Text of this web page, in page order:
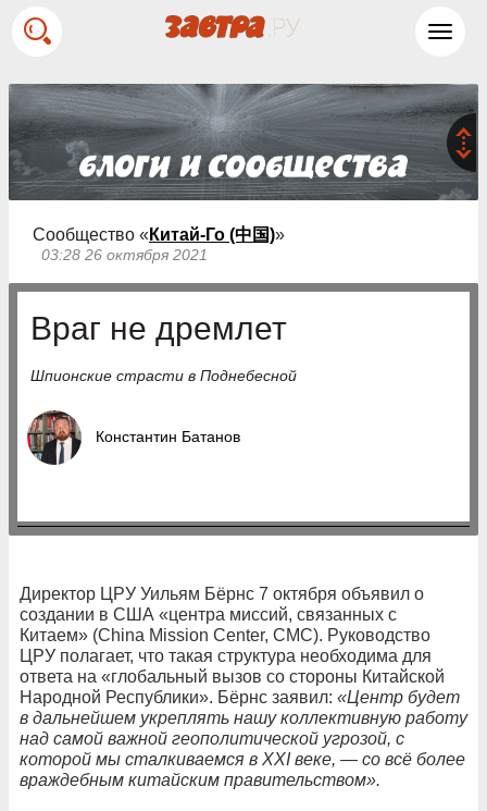
Сообщество « Китай-Го (中国)»
03:28 26 октября 2021
Враг не дремлет
Шпионские страсти в Поднебесной
Константин Батанов
Директор ЦРУ Уильям Бёрнс 7 октября объявил о
создании в США «центра миссий, связанных с
Китаем» (China Mission Center, CMC). Руководство
ЦРУ полагает, что такая структура необходима для
ответа на «глобальный вызов со стороны Китайской
Народной Республики». Бёрнс заявил: «Центр будет
в дальнейшем укреплять нашу коллективную работу
над самой важной геополитической угрозой, с
которой мы сталкиваемся в XXI веке, — со всё более
враждебным китайским правительством».